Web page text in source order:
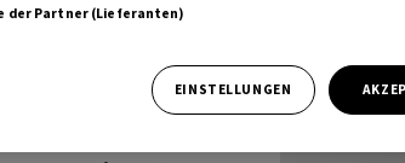
rechnet 2024
Wachstum.
der Partner (Lieferanten)
EINSTELLUNGEN